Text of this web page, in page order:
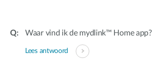
Waar vind ik de mydlink™ Home app?
Lees antwoord